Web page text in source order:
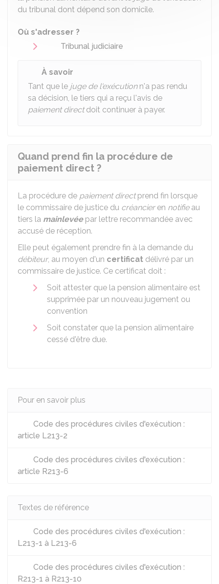
du tribunal dont dépend son domicile.
Où s'adresser ?
Tribunal judiciaire
À savoir
Tant que le juge de l'exécutionn'a pas rendu
sa décision, le tiers qui a reçu l'avis de
paiement directdoit continuer à payer.
Quand prend fin la procédure de
paiement direct ?
La procédure de paiement directprend fin lorsque
le commissaire de justice du créancieren notifieau
tiers la mainlevéepar lettre recommandée avec
accusé de réception.
Elle peut également prendre fin à la demande du
débiteur, au moyen d'un certificat délivré par un
commissaire de justice. Ce certificat doit :
Soit attester que la pension alimentaire est
supprimée par un nouveau jugement ou
convention
Soit constater que la pension alimentaire
cessé d'être due.
Pour en savoir plus
Code des procédures civiles d'exécution :
article L213-2
Code des procédures civiles d'exécution :
article R213-6
Textes de référence
Code des procédures civiles d'exécution :
L213-1 à L213-6
Code des procédures civiles d'exécution :
R213-1 à R213-10